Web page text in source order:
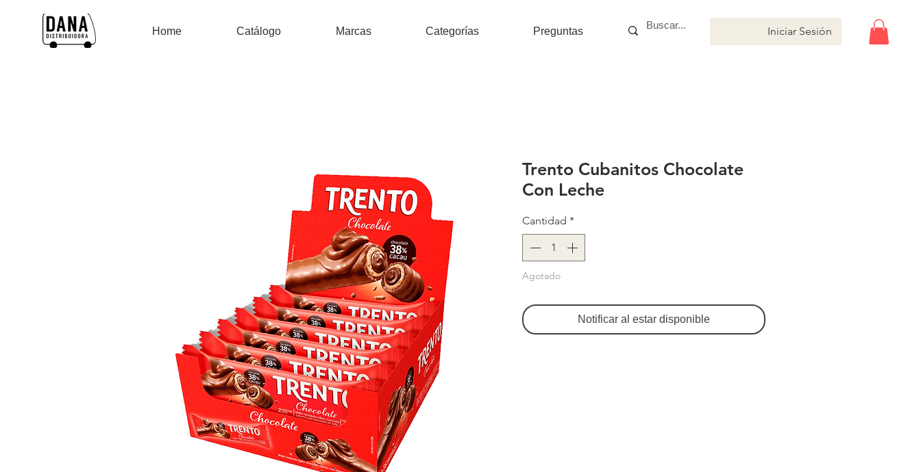
Home Catálogo Marcas Categorías Preguntas Iniciar Sesión
Trento Cubanitos Chocolate
Con Leche
Cantidad *
Agotado
Notificar al estar disponible